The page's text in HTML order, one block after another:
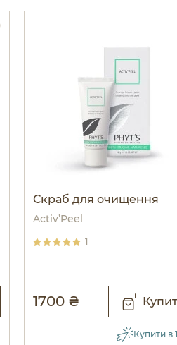
Скраб для очищення
Activ’Peel
1
1700 ₴
Купити в